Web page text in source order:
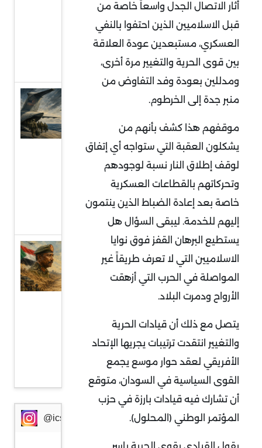
أثار الاتصال الجدل واسعاً خاصة من
قبل الاسلاميين الذين احتفوا بالنفي
العسكري، مستبعدين عودة العلاقة
بين قوى الحرية والتغيير مرة أخرى،
ومدللين بعودة وفد التفاوض من
منبر جدة إلى الخرطوم.
موقفهم هذا كشف بأنهم من
يشكلون العقبة التي ستواجه أي إتفاق
لوقف إطلاق النار نسبة لوجودهم
وتحركاتهم بالقطاعات العسكرية
خاصة بعد إعادة الضباط الذين ينتمون
إليهم للخدمة. ليبقى السؤال هل
يستطيع البرهان القفز فوق نوايا
الاسلاميين التي لا تعرف طريقاً غير
المواصلة في الحرب التي أزهقت
الأرواح ودمرت البلاد.
يتصل مع ذلك أن قيادات الحرية
والتغيير انتقدت ترتيبات يجريها الإتحاد
الأفريقي لعقد حوار موسع يجمع
القوى السياسية في السودان، متوقع
أن تشارك فيه قيادات بارزة في حزب
المؤتمر الوطني (المحلول).
النفوذ
على
البحر
الأحمر
سحب
قوات
أميركية
من
أوروبا
السودان
وإثيوبيا:
جديدة
في
@icssresearch